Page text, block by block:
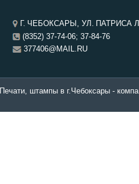
Г. ЧЕБОКСАРЫ, УЛ. ПАТРИСА
(8352) 37-74-06; 37-84-76
377406@MAIL.RU
Печати, штампы в г.Чебоксары -